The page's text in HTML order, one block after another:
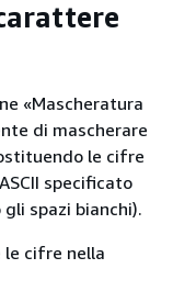
«Mascheratura
di mascherare
le cifre
specificato
spazi bianchi).
le cifre nella